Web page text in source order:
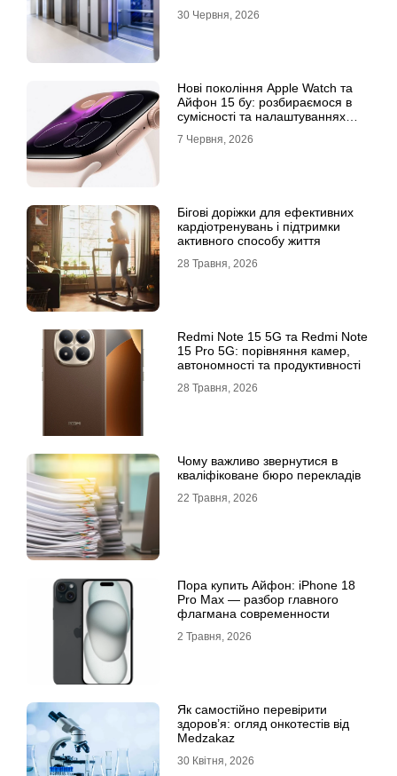
30 Червня, 2026
Нові покоління Apple Watch та
Айфон 15 бу: розбираємося в
сумісності та налаштуваннях
7 Червня, 2026
Бігові доріжки для ефективних
кардіотренувань і підтримки
активного способу життя
28 Травня, 2026
Redmi Note 15 5G та Redmi Note
15 Pro 5G: порівняння камер,
автономності та продуктивності
28 Травня, 2026
Чому важливо звернутися в
кваліфіковане бюро перекладів
22 Травня, 2026
Пора купить Айфон: iPhone 18
Pro Max — разбор главного
флагмана современности
2 Травня, 2026
Як самостійно перевірити
здоров’я: огляд онкотестів від
Medzakaz
30 Квітня, 2026